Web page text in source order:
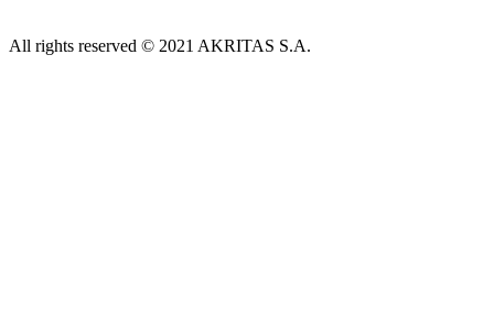
All rights reserved © 2021 AKRITAS S.A.